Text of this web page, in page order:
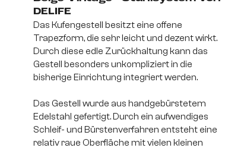
DELIFE
Das Kufengestell besitzt eine offene
Trapezform, die sehr leicht und dezent wirkt.
Durch diese edle Zurückhaltung kann das
Gestell besonders unkompliziert in die
bisherige Einrichtung integriert werden.
Das Gestell wurde aus handgebürstetem
Edelstahl gefertigt. Durch ein aufwendiges
Schleif- und Bürstenverfahren entsteht eine
relativ raue Oberfläche mit vielen kleinen